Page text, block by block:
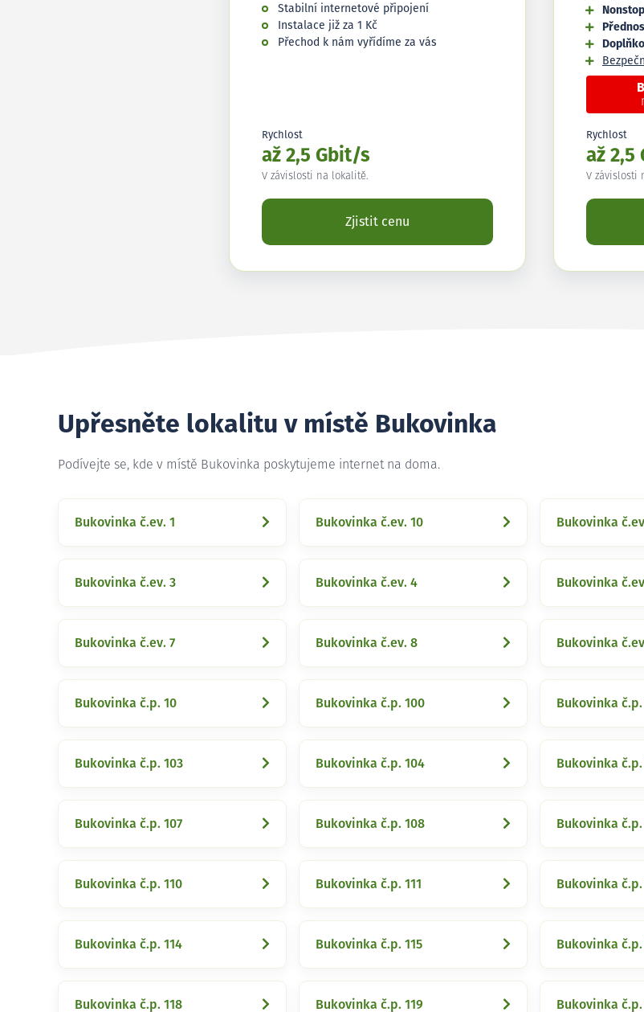
Stabilní internetové připojení
Instalace již za 1 Kč
Přechod k nám vyřídíme za vás
Rychlost
až 2,5 Gbit/s
V závislosti na lokalitě.
Zjistit cenu
Rychlost
až 2,5
V závislosti
Upřesněte lokalitu v místě Bukovinka
Podívejte se, kde v místě Bukovinka poskytujeme internet na doma.
Bukovinka č.ev. 1 Bukovinka č.ev. 10 Bukovinka
Bukovinka č.ev. 3 Bukovinka č.ev. 4 Bukovinka
Bukovinka č.ev. 7 Bukovinka č.ev. 8 Bukovinka
Bukovinka č.p. 10 Bukovinka č.p. 100 Bukovinka č.p.
Bukovinka č.p. 103 Bukovinka č.p. 104 Bukovinka č.p.
Bukovinka č.p. 107 Bukovinka č.p. 108 Bukovinka č.p.
Bukovinka č.p. 110 Bukovinka č.p. 111 Bukovinka č.p.
Bukovinka č.p. 114 Bukovinka č.p. 115 Bukovinka č.p.
Bukovinka č.p. 118 Bukovinka č.p. 119 Bukovinka č.p.